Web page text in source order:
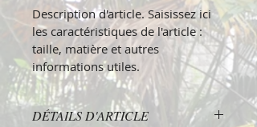
Description d'article. Saisissez ici
les caractéristiques de l'article :
taille, matière et autres
informations utiles.
DÉTAILS D'ARTICLE